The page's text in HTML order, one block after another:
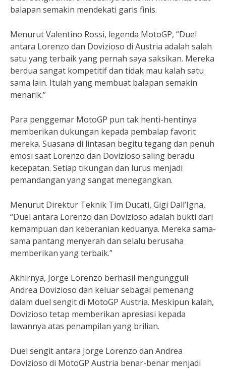
balapan semakin mendekati garis finis.
Menurut Valentino Rossi, legenda MotoGP, “Duel
antara Lorenzo dan Dovizioso di Austria adalah salah
satu yang terbaik yang pernah saya saksikan. Mereka
berdua sangat kompetitif dan tidak mau kalah satu
sama lain. Itulah yang membuat balapan semakin
menarik.”
Para penggemar MotoGP pun tak henti-hentinya
memberikan dukungan kepada pembalap favorit
mereka. Suasana di lintasan begitu tegang dan penuh
emosi saat Lorenzo dan Dovizioso saling beradu
kecepatan. Setiap tikungan dan lurus menjadi
pemandangan yang sangat menegangkan.
Menurut Direktur Teknik Tim Ducati, Gigi Dall’Igna,
“Duel antara Lorenzo dan Dovizioso adalah bukti dari
kemampuan dan keberanian keduanya. Mereka sama-
sama pantang menyerah dan selalu berusaha
memberikan yang terbaik.”
Akhirnya, Jorge Lorenzo berhasil mengungguli
Andrea Dovizioso dan keluar sebagai pemenang
dalam duel sengit di MotoGP Austria. Meskipun kalah,
Dovizioso tetap memberikan apresiasi kepada
lawannya atas penampilan yang brilian.
Duel sengit antara Jorge Lorenzo dan Andrea
Dovizioso di MotoGP Austria benar-benar menjadi